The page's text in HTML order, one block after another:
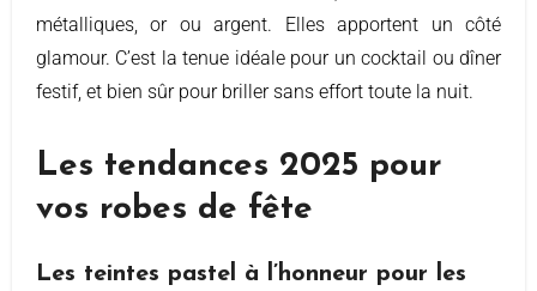
métalliques, or ou argent. Elles apportent un côté
glamour. C’est la tenue idéale pour un cocktail ou dîner
festif, et bien sûr pour briller sans effort toute la nuit.
Les tendances 2025 pour
vos robes de fête
Les teintes pastel à l’honneur pour les